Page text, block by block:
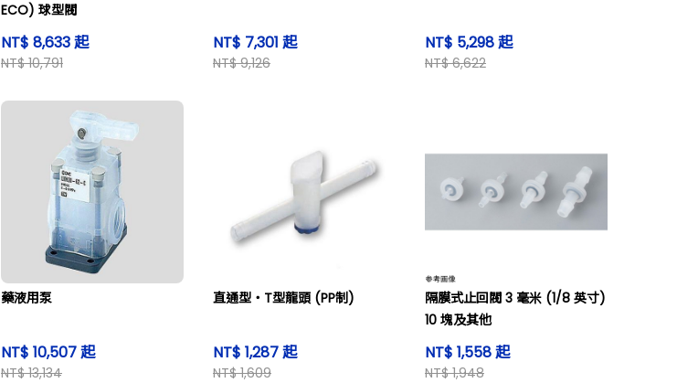
ECO) 球型閥
NT$ 8,633 起
NT$ 10,791
NT$ 7,301 起
NT$ 9,126
NT$ 5,298 起
NT$ 6,622
藥液用泵
NT$ 10,507 起
NT$ 13,134
直通型・T型龍頭 (PP制)
NT$ 1,287 起
NT$ 1,609
隔膜式止回閥 3 毫米 (1/8 英寸)
10 塊及其他
NT$ 1,558 起
NT$ 1,948